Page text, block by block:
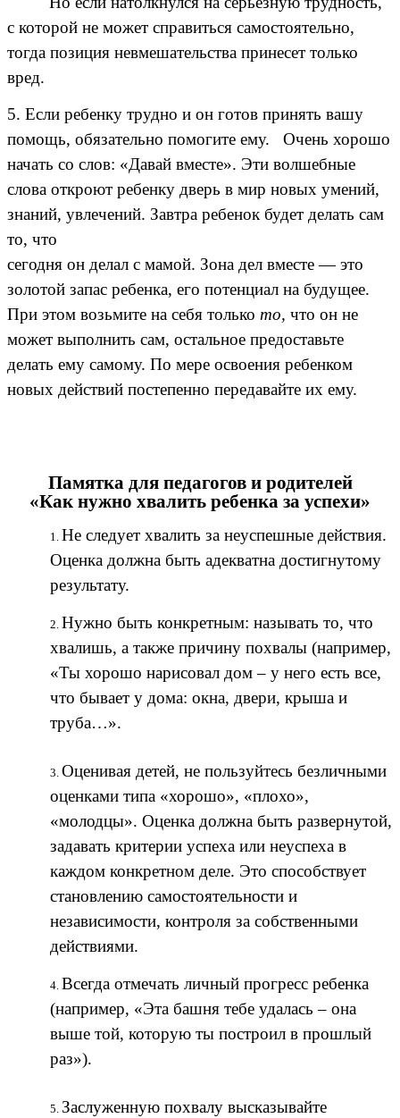
с которой не может справиться самостоятельно,
тогда позиция невмешательства принесет только
вред.
5. Если ребенку трудно и он готов принять вашу
помощь, обязательно помогите ему. Очень хорошо
начать со слов: «Давай вместе». Эти волшебные
слова откроют ребенку дверь в мир новых умений,
знаний, увлечений. Завтра ребенок будет делать сам
то, что
сегодня он делал с мамой. Зона дел вместе — это
золотой запас ребенка, его потенциал на будущее.
При этом возьмите на себя только то, что он не
может выполнить сам, остальное предоставьте
делать ему самому. По мере освоения ребенком
новых действий постепенно передавайте их ему.
Памятка для педагогов и родителей
«Как нужно хвалить ребенка за успехи»
Не следует хвалить за неуспешные действия.
Оценка должна быть адекватна достигнутому
результату.
Нужно быть конкретным: называть то, что
хвалишь, а также причину похвалы (например,
«Ты хорошо нарисовал дом – у него есть все,
что бывает у дома: окна, двери, крыша и
труба…».
Оценивая детей, не пользуйтесь безличными
оценками типа «хорошо», «плохо»,
«молодцы». Оценка должна быть развернутой,
задавать критерии успеха или неуспеха в
каждом конкретном деле. Это способствует
становлению самостоятельности и
независимости, контроля за собственными
действиями.
Всегда отмечать личный прогресс ребенка
(например, «Эта башня тебе удалась – она
выше той, которую ты построил в прошлый
раз»).
Заслуженную похвалу высказывайте